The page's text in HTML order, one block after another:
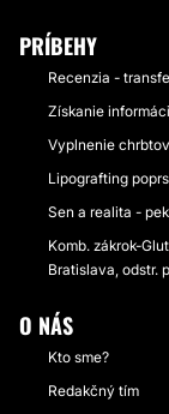
PRÍBEHY
Recenzia -
Získanie
Vyplnenie
Lipografting
Sen a realita -
Komb. zákrok-
Bratislava, odstr.
O NÁS
Kto sme?
Redakčný tím